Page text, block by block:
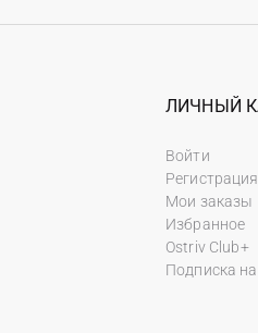
ЛИЧНЫЙ
Войти
Регистрация
Мои заказы
Избранное
Ostriv Club+
Подписка